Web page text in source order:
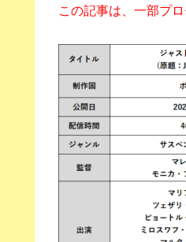
この記事は、一部プ